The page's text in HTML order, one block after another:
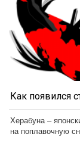
Как появился
Херабуна –
на поплавочную